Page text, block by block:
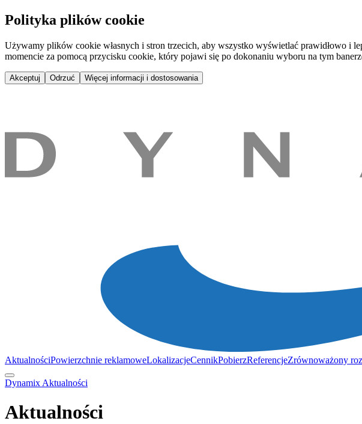
Aktuálně | Dynamix Media
Polityka plików cookie
Używamy plików cookie własnych i stron trzecich, aby wszystko wyświetlać prawidłowo i
momencie za pomocą przycisku cookie, który pojawi się po dokonaniu wyboru na tym
Akceptuj Odrzuć Więcej informacji i dostosowania
AktualnościPowierzchnie reklamoweLokalizacjeCennikPobierzReferencjeZrównoważony
Dynamix Aktualności
Aktualności